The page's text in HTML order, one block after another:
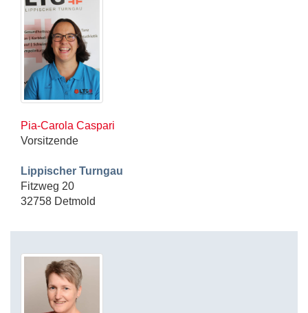
Pia-Carola Caspari
Vorsitzende
Lippischer Turngau
Fitzweg 20
32758 Detmold